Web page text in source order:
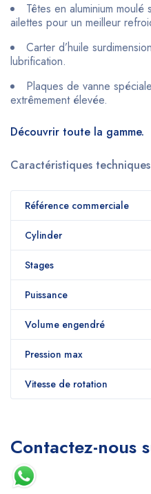
Têtes en aluminium
ailettes pour un meilleur
Carter d’huile
lubrification.
Plaques de vanne
extrêmement élevée.
Découvrir toute la gamme.
Caractéristiques techniques
Référence commerciale
Cylinder
Stages
Puissance
Volume engendré
Pression max
Vitesse de rotation
Contactez-nous